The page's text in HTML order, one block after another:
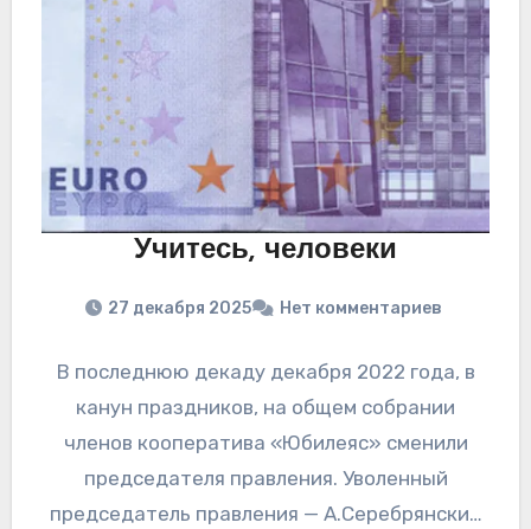
Учитесь, человеки
27 декабря 2025 Нет комментариев
В последнюю декаду декабря 2022 года, в
канун праздников, на общем собрании
членов кооператива «Юбилеяс» сменили
председателя правления. Уволенный
председатель правления — А.Серебрянский